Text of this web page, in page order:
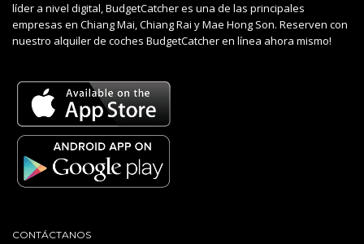
líder a nivel digital, BudgetCatcher es una de las principales
empresas en Chiang Mai, Chiang Rai y Mae Hong Son. Reserven con
nuestro alquiler de coches BudgetCatcher en línea ahora mismo!
CONTÁCTANOS